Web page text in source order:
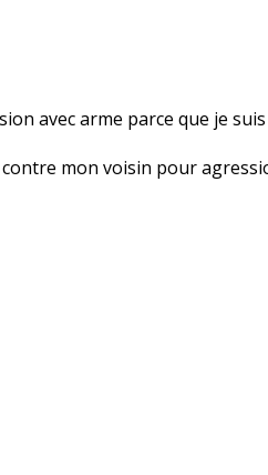
avec arme parce que je
mon voisin pour